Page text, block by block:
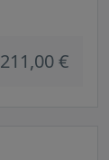
211,00 €